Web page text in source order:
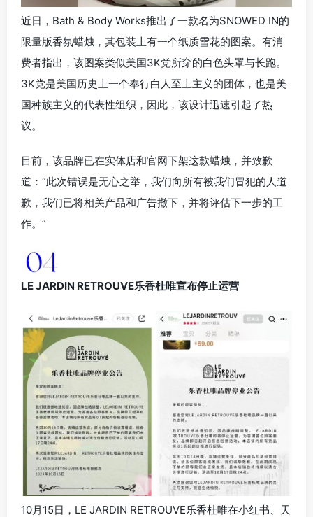
近日，Bath & Body Works推出了一款名为SNOWED IN的
限量版香氛蜡烛，其包装上有一个纸质雪花的图案。有消
费者指出，该图案类似美国3K党所穿的白色头罩与长跑。
3K党是美国历史上一个奉行白人至上主义的团体，也是美
国种族主义的代表性组织，因此，该设计迅速引起了热
议。
目前，该品牌已在实体店和官网下架这款蜡烛，并致歉
道：“此次错误是无心之举，我们向所有被我们冒犯的人道
歉，我们已将相关产品和广告撤下，并将评估下一步的工
作。”
LE JARDIN RETROUVE乐香杜唯宣布停止运营
10月15日，LE JARDIN RETROUVE乐香杜唯在小红书、天